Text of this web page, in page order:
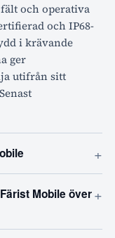
och operativa
och IP68-
i krävande
ger
utifrån sitt
+
Mobile över+